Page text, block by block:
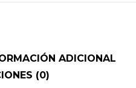
ADICIONAL
(0)